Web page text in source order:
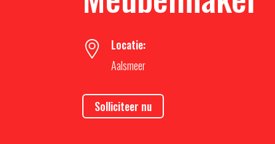
Locatie:
Aalsmeer
Solliciteer nu